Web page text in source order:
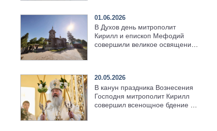
01.06.2026
В Духов день митрополит
Кирилл и епископ Мефодий
совершили великое освящение
20.05.2026
В канун праздника Вознесения
Господня митрополит Кирилл
совершил всенощное бдение в